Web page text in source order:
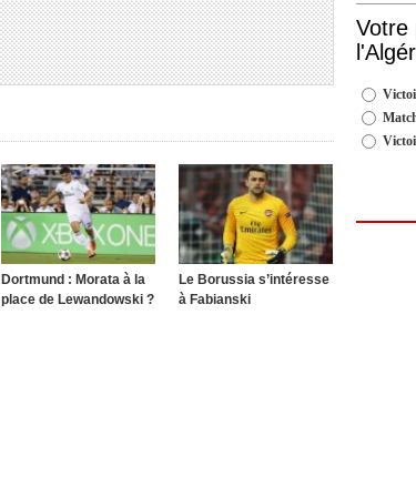
Dortmund : Morata à la
place de Lewandowski ?
Le Borussia s’intéresse
à Fabianski
Votre